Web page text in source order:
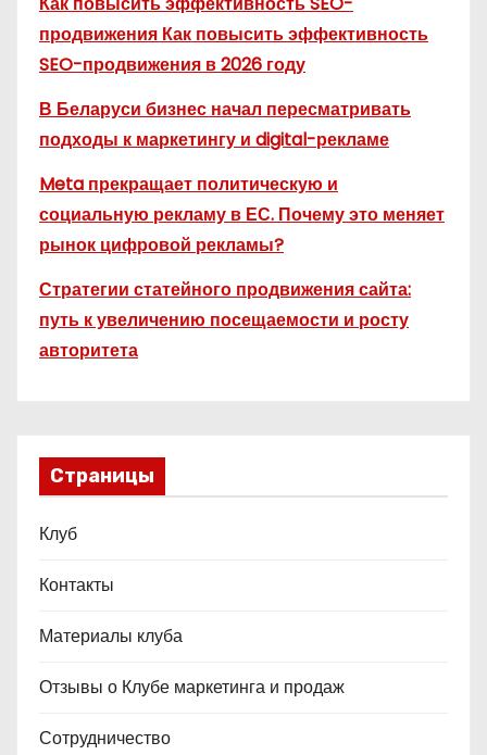
продвижения Как повысить эффективность
SEO-продвижения в 2026 году
В Беларуси бизнес начал пересматривать
подходы к маркетингу и digital-рекламе
Meta прекращает политическую и
социальную рекламу в ЕС. Почему это меняет
рынок цифровой рекламы?
Стратегии статейного продвижения сайта:
путь к увеличению посещаемости и росту
авторитета
Страницы
Клуб
Контакты
Материалы клуба
Отзывы о Клубе маркетинга и продаж
Сотрудничество